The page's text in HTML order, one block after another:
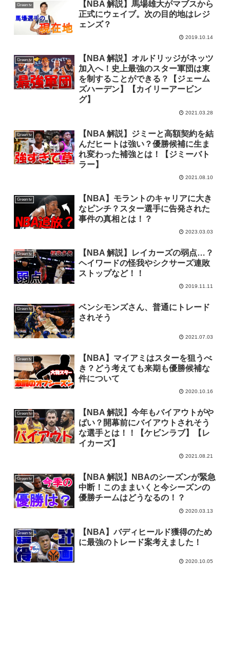
Green tv
【NBA 解説】馬場雄大がマブスから
正式にウェイブ。次の目的地はレジ
ェンズ？
2019.10.14
Green tv
【NBA 解説】オルドリッジがネッツ
加入へ！史上最強のスター軍団は東
を制することができる？【ジェーム
ズハーデン】【カイリーアービン
グ】
2021.03.28
Green tv
【NBA 解説】ジミーと高額契約を結
んだヒートは強い？優勝候補に生ま
れ変わった補強とは！【ジミーバト
ラー】
2021.08.10
Green tv
【NBA】モラントのキャリアに大き
なピンチ？スター選手に告発された
事件の真相とは！？
2023.03.03
Green tv
【NBA 解説】レイカーズの弱点…？
ヘイワードの怪我やシクサーズ連敗
ストップなど！！
2019.11.11
Green tv
ベンシモンズさん、普通にトレード
されそう
2021.07.03
Green tv
【NBA】マイアミはスターを狙うべ
き？どう考えても来期も優勝候補な
件について
2020.10.16
Green tv
【NBA 解説】今年もバイアウトがや
ばい？開幕前にバイアウトされそう
な選手とは！！【ケビンラブ】【レ
イカーズ】
2021.08.21
Green tv
【NBA 解説】NBAのシーズンが緊急
中断！このままいくと今シーズンの
優勝チームはどうなるの！？
2020.03.13
Green tv
【NBA】バディヒールド獲得のため
に最強のトレード案考えました！
2020.10.05